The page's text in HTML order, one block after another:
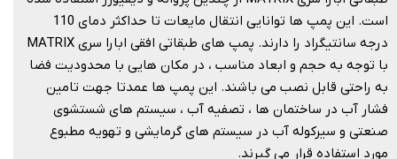
است. این پمپ ها توانایی انتقال مایعات تا حداکثر دمای 110
درجه سانتیگراد را دارند. پمپ های طبقاتی افقی ابارا سری MATRIX
با توجه به حجم و ابعاد مناسب ، در مکان هایی با محدودیت فضا
به راحتی قابل نصب می باشند. این پمپ ها عمدتا جهت تامین
فشار آب در ساختمان ها ، تصفیه آب ، سیستم های شستشوی
صنعتی و سیرکوله آب در سیستم های گرمایشی و تهویه مطبوع
مورد استفاده قرار می گیرند.​​​​​​​